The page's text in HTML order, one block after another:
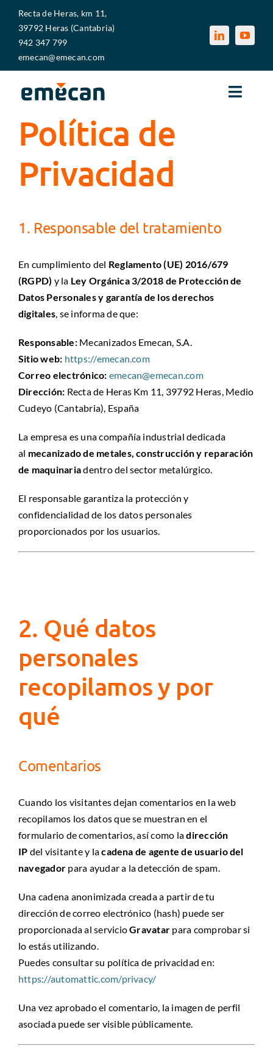
Saltar
contenido
Recta de Heras, km 11,
39792 Heras (Cantabria)
942 347 799
emecan@emecan.com
Toggle
EMECAN
SECTORES
CALIDAD
Política de
Privacidad
1. Responsable del tratamiento
En cumplimiento del Reglamento (UE) 2016/679
(RGPD) y la Ley Orgánica 3/2018 de Protección de
Datos Personales y garantía de los derechos
digitales, se informa de que:
Responsable: Mecanizados Emecan, S.A.
Sitio web: https://emecan.com
Correo electrónico: emecan@emecan.com
Dirección: Recta de Heras Km 11, 39792 Heras, Medio
Cudeyo (Cantabria), España
La empresa es una compañía industrial dedicada
al mecanizado de metales, construcción y reparación
de maquinariadentro del sector metalúrgico.
El responsable garantiza la protección y
confidencialidad de los datos personales
proporcionados por los usuarios.
2. Qué datos
personales
recopilamos y por
qué
Comentarios
Cuando los visitantes dejan comentarios en la web
recopilamos los datos que se muestran en el
formulario de comentarios, así como ladirección
IP del visitante y lacadena de agente de usuario del
navegador para ayudar a la detección de spam.
Una cadena anonimizada creada a partir de tu
dirección de correo electrónico (hash) puede ser
proporcionada al servicioGravatar para comprobar si
lo estás utilizando.
Puedes consultar su política de privacidad en:
https://automattic.com/privacy/
Una vez aprobado el comentario, la imagen de perfil
asociada puede ser visible públicamente.